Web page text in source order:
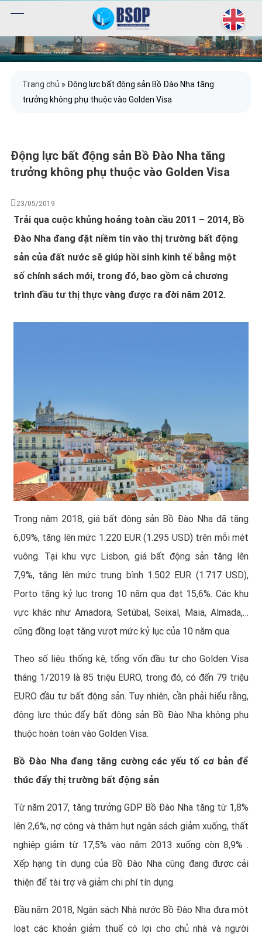
Trang chủ » Động lực bất động sản Bồ Đào Nha tăng
trưởng không phụ thuộc vào Golden Visa
Động lực bất động sản Bồ Đào Nha tăng
trưởng không phụ thuộc vào Golden Visa
23/05/2019
Trải qua cuộc khủng hoảng toàn cầu 2011 – 2014, Bồ
Đào Nha đang đặt niềm tin vào thị trường bất động
sản của đất nước sẽ giúp hồi sinh kinh tế bằng một
số chính sách mới, trong đó, bao gồm cả chương
trình đầu tư thị thực vàng được ra đời năm 2012.
Trong năm 2018, giá bất động sản Bồ Đào Nha đã tăng
6,09%, tăng lên mức 1.220 EUR (1.295 USD) trên mỗi mét
vuông. Tại khu vực Lisbon, giá bất động sản tăng lên
7,9%, tăng lên mức trung bình 1.502 EUR (1.717 USD),
Porto tăng kỷ lục trong 10 năm qua đạt 15,6%. Các khu
vực khác như Amadora, Setúbal, Seixal, Maia, Almada,…
cũng đồng loạt tăng vượt mức kỷ lục của 10 năm qua.
Theo số liệu thống kê, tổng vốn đầu tư cho Golden Visa
tháng 1/2019 là 85 triệu EURO, trong đó, có đến 79 triệu
EURO đầu tư bất động sản. Tuy nhiên, cần phải hiểu rằng,
động lực thúc đẩy bất động sản Bồ Đào Nha không phụ
thuộc hoàn toàn vào Golden Visa.
Bồ Đào Nha đang tăng cường các yếu tố cơ bản để
thúc đẩy thị trường bất động sản
Từ năm 2017, tăng trưởng GDP Bồ Đào Nha tăng từ 1,8%
lên 2,6%, nợ công và thâm hụt ngân sách giảm xuống, thất
nghiệp giảm từ 17,5% vào năm 2013 xuống còn 8,9% .
Xếp hạng tín dụng của Bồ Đào Nha cũng đang được cải
thiện để tài trợ và giảm chi phí tín dụng.
Đầu năm 2018, Ngân sách Nhà nước Bồ Đào Nha đưa một
loạt các khoản giảm thuế có lợi cho chủ nhà và người